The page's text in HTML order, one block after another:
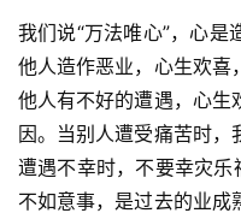
资
讯
八
点
僧
我们说“万法唯心”，心
他人造作恶业，心生欢喜
他人有不好的遭遇，心生
因。当别人遭受痛苦时，
遭遇不幸时，不要幸灾乐
不如意事，是过去的业成